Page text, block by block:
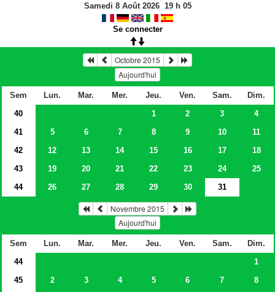
Samedi 8 Août 2026 19h 05
Se connecter
Octobre 2015
Aujourd'hui
Sem Lun. Mar. Mer. Jeu. Ven. Sam.
Dim.
40
1 2 3
4
41
5 6 7 8 9 10
11
42
12 13 14 15 16 17
18
43
19 20 21 22 23 24
25
44
26 27 28 29 30 31
Novembre 2015
Aujourd'hui
Sem Lun. Mar. Mer. Jeu. Ven. Sam.
Dim.
44
1
45
2 3 4 5 6 7
8